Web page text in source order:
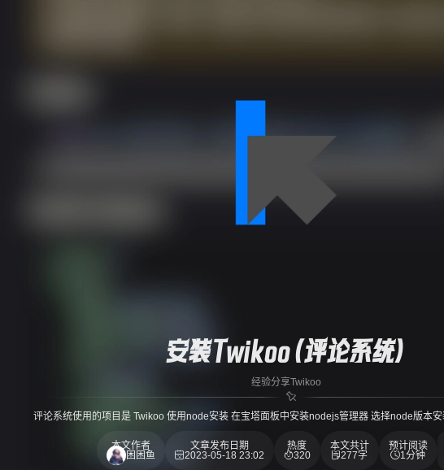
安装Twikoo(评论系统)
经验分享Twikoo
评论系统使用的项目是 Twikoo 使用node安装 在宝塔面板中安装nodejs管理器 选择node版本
本文作者
困困鱼
文章发布日期
2023-05-18 23:02
热度
320
本文共计
277字
预计阅读
1分钟